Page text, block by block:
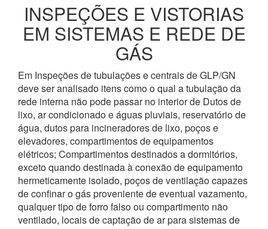
INSPEÇÕES E VISTORIAS
EM SISTEMAS E REDE DE
GÁS
Em Inspeções de tubulações e centrais de GLP/GN
deve ser analisado itens como o qual a tubulação da
rede interna não pode passar no interior de Dutos de
lixo, ar condicionado e águas pluviais, reservatório de
água, dutos para incineradores de lixo, poços e
elevadores, compartimentos de equipamentos
elétricos; Compartimentos destinados a dormitórios,
exceto quando destinada à conexão de equipamento
hermeticamente isolado, poços de ventilação capazes
de confinar o gás proveniente de eventual vazamento,
qualquer tipo de forro falso ou compartimento não
ventilado, locais de captação de ar para sistemas de